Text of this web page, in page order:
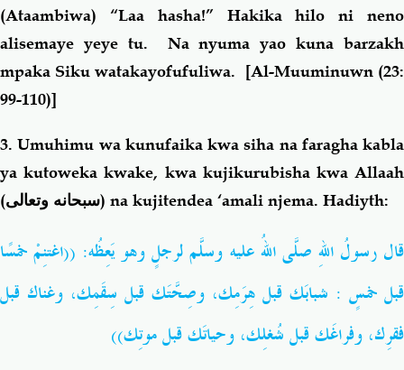
(Ataambiwa) “Laa hasha!” Hakika hilo ni neno
alisemaye yeye tu. Na nyuma yao kuna barzakh
mpaka Siku watakayofufuliwa. [Al-Muuminuwn (23:
99-110)]
3. Umuhimu wa kunufaika kwa siha na faragha kabla
ya kutoweka kwake, kwa kujikurubisha kwa Allaah
(سبحانه وتعالى) na kujitendea ‘amali njema. Hadiyth:
قال رسولُ اللهِ صلَّى اللهُ عليه وسلَّم لرجلٍ وهو يَعِظُه: ((اغتنِمْ خمسًا
قبل خمسٍ : شبابَك قبل هِرَمِك، وصِحَّتَك قبل سِقَمِك، وغناك قبل
فقرِك، وفراغَك قبل شُغلِك، وحياتَك قبل موتِك))